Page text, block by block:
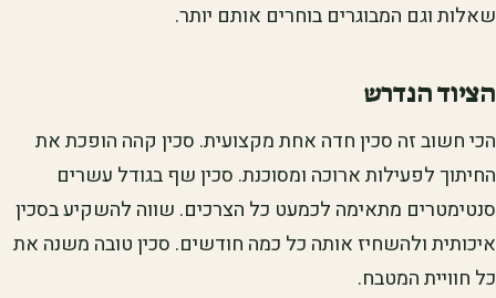
שאלות וגם המבוגרים בוחרים אותם יותר.
הציוד הנדרש
הכי חשוב זה סכין חדה אחת מקצועית. סכין קהה הופכת את
החיתוך לפעילות ארוכה ומסוכנת. סכין שף בגודל עשרים
סנטימטרים מתאימה לכמעט כל הצרכים. שווה להשקיע בסכין
איכותית ולהשחיז אותה כל כמה חודשים. סכין טובה משנה את
כל חוויית המטבח.